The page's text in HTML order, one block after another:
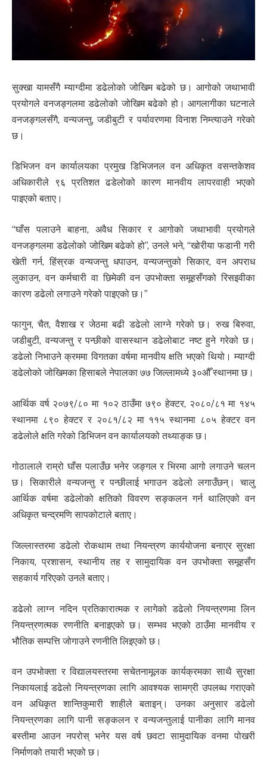
सुक्खा यामसँगै म्याग्दीमा डढेलोको जोखिम बढेको छ। आगोको जथाभावी
प्रयोगले वनजङ्गलमा डढेलोको जोखिम बढेको हो। आगलागीका घटनाले
वनजङ्गलसँगै, वन्यजन्तु, जडीबुटी र पर्यावरणमा विनाश निम्त्याउने गरेको
छ।
डिभिजन वन कार्यालयका प्रमुख डिभिजनल वन अधिकृत वसन्तकेशव
अधिकारीले ९६ प्रतिशत ढडेलोको कारण मानवीय लापरवाही भएको
पाइएको बताए।
“घाँस पलाउने बाहना, अवैध सिकार र आगोको जथाभावी प्रयोगले
वनजङ्गलमा डढेलोको जोखिम बढेको हो”, उनले भने, “खोरीया फडानी गरी
खेती गर्न, हिंस्रक वन्यजन्तु धपाउन, वन्यजन्तुको सिकार, वन अपराध
लुकाउन, वन कर्मचारी वा छिमेकी वन उपभोक्ता समूहसँगको रिसइवीका
कारण डढेलो लगाउने गरेको पाइएको छ।”
फागुन, चैत, वैशाख र जेठमा बढी डढेलो लाग्ने गरेको छ। रुख बिरुवा,
जडीबुटी, वन्यजन्तु र पन्छीको वासस्थान डढेलोबाट नष्ट हुने गरेको छ।
डढेलो निभाउने क्रममा विगतका वर्षमा मानवीय क्षति भएको थियो। म्याग्दी
डढेलोको जोखिमका हिसाबले नेपालका ७७ जिल्लामध्ये ३०औँ स्थानमा छ।
आर्थिक वर्ष २०७९/८० मा १०२ ठाउँमा ७९० हेक्टर, २०८०/८१ मा १४५
स्थानमा ८९० हेक्टर र २०८१/८२ मा ११५ स्थानमा ८०५ हेक्टर वन
डढेलोले क्षति गरेको डिभिजन वन कार्यालयको तथ्याङ्क छ।
गोठालाले राम्रो घाँस पलाउँछ भनेर जङ्गल र भिरमा आगो लगाउने चलन
छ। सिकारीले वन्यजन्तु र पन्छीलाई भगाउन डढेलो लगाउँछन्। चालु
आर्थिक वर्षमा डढेलोको क्षतिको विवरण सङ्कलन गर्न थालिएको वन
अधिकृत चन्द्रमणि सापकोटाले बताए।
जिल्लास्तरमा डढेलो रोकथाम तथा नियन्त्रण कार्ययोजना बनाएर सुरक्षा
निकाय, प्रशासन, स्थानीय तह र सामुदायिक वन उपभोक्ता समूहसँग
सहकार्य गरिएको उनले बताए।
डढेलो लाग्न नदिन प्रतिकारात्मक र लागेको डढेलो नियन्त्रणमा लिन
नियन्त्रणत्मक रणनीति बनाइएको छ। सम्भव भएको ठाउँमा मानवीय र
भौतिक सम्पत्ति जोगाउने रणनीति लिइएको छ।
वन उपभोक्ता र विद्यालयस्तरमा सचेतनामूलक कार्यक्रमका साथै सुरक्षा
निकायलाई डढेलो नियन्त्रणका लागि आवश्यक सामग्री उपलब्ध गराएको
वन अधिकृत शान्तिकुमारी शाहीले बताइन्। उनका अनुसार डढेलो
नियन्त्रणका लागि पानी सङ्कलन र वन्यजन्तुलाई पानीका लागि मानव
बस्तीमा आउन नपरोस् भनेर यस वर्ष छवटा सामुदायिक वनमा पोखरी
निर्माणको तयारी भएको छ।